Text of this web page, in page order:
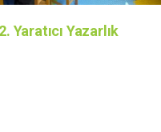
Yaratıcı Yazarlık